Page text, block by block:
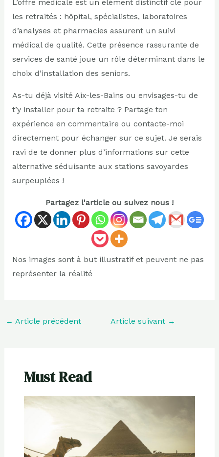
L’offre médicale est un élément distinctif clé pour
les retraités : hôpital, spécialistes, laboratoires
d’analyses et pharmacies assurent un suivi
médical de qualité. Cette présence rassurante de
services de santé joue un rôle déterminant dans le
choix d’installation des seniors.
As-tu déjà visité Aix-les-Bains ou envisages-tu de
t’y installer pour ta retraite ? Partage ton
expérience en commentaire ou contacte-moi
directement pour échanger sur ce sujet. Je serais
ravi de te donner plus d’informations sur cette
alternative séduisante aux stations savoyardes
surpeuplées !
Partagez l'article ou suivez nous !
Nos images sont à but illustratif et peuvent ne pas
représenter la réalité
← Article précédent Article suivant →
Must Read